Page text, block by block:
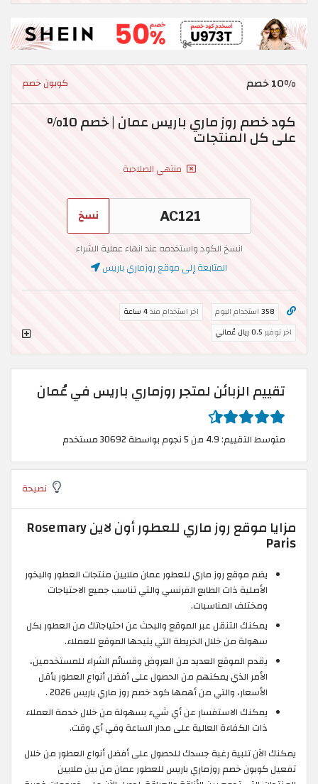
10% خصم كوبون خصم
كود خصم روز ماري باريس عمان | خصم 10%
على كل المنتجات
منتهي الصلاحية
نسخ
انسخ الكود واستخدمه عند انهاء عملية الشراء
المتابعة إلى موقع روزماري باريس
358 استخدام اليوم اخر استخدام منذ4 ساعة
اخر توفير 0.5 ريال عُماني
تقييم الزبائن لمتجر روزماري باريس في عُمان
متوسط التقييم: 4.9 من 5 نجوم بواسطة 30692 مستخدم
نصيحة
مزايا موقع روز ماري للعطور أون لاين Rosemary
Paris
يضم موقع روز ماري للعطور عمان ملايين منتجات العطور والبخور
الأصلية ذات الطابع الفرنسي والتي تناسب جميع الاحتياجات
ومختلف المناسبات.
يمكنك التنقل عبر الموقع والبحث عن احتياجاتك من العطور بكل
سهولة من خلال الخريطة التي يتيحها الموقع للعملاء.
يقدم الموقع العديد من العروض وقسائم الشراء للمستخدمين،
الأمر الذي يمكنهم من الحصول على أفضل أنواع العطور بأقل
الأسعار، والتي من أهمها كود خصم روز ماري باريس 2026 .
يمكنك الاستفسار عن أي شيء بسهولة من خلال خدمة العملاء
ذات الكفاءة العالية على مدار الساعة وفي أي وقت.
يمكنك الآن تلبية رغبة جسدك للحصول على أفضل أنواع العطور من خلال
تفعيل كوبون خصم روزماري باريس للعطور عمان من بين ملايين